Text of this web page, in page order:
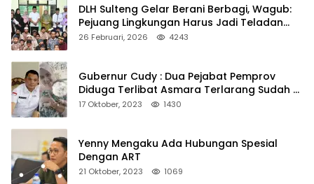
DLH Sulteng Gelar Berani Berbagi, Wagub:
Pejuang Lingkungan Harus Jadi Teladan
Kepedulian
26 Februari, 2026 4243
Gubernur Cudy : Dua Pejabat Pemprov
Diduga Terlibat Asmara Terlarang Sudah di
Non Job
17 Oktober, 2023 1430
Yenny Mengaku Ada Hubungan Spesial
Dengan ART
21 Oktober, 2023 1069